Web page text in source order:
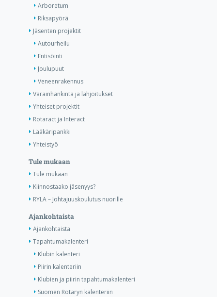
Arboretum
Riksapyörä
Jäsenten projektit
Autourheilu
Entisöinti
Joulupuut
Veneenrakennus
Varainhankinta ja lahjoitukset
Yhteiset projektit
Rotaract ja Interact
Lääkäripankki
Yhteistyö
Tule mukaan
Tule mukaan
Kiinnostaako jäsenyys?
RYLA – Johtajuuskoulutus nuorille
Ajankohtaista
Ajankohtaista
Tapahtumakalenteri
Klubin kalenteri
Piirin kalenteriin
Klubien ja piirin tapahtumakalenteri
Suomen Rotaryn kalenteriin